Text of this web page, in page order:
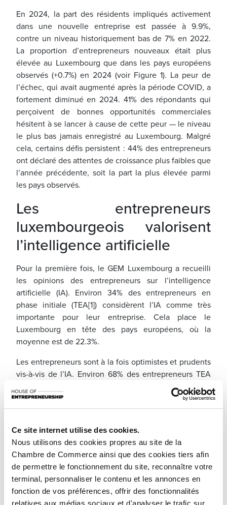
Ce site internet utilise des cookies.
Nous utilisons des cookies propres au site de la
Chambre de Commerce ainsi que des cookies tiers afin
de permettre le fonctionnement du site, reconnaître votre
terminal, personnaliser le contenu et les annonces en
fonction de vos préférences, offrir des fonctionnalités
relatives aux médias sociaux et d'analyser le trafic sur
En 2024, la part des résidents impliqués activement
dans une nouvelle entreprise est passée à 9.9%,
contre un niveau historiquement bas de 7% en 2022.
La proportion d’entrepreneurs nouveaux était plus
élevée au Luxembourg que dans les pays européens
observés (+0.7%) en 2024 (voir Figure 1). La peur de
l’échec, qui avait augmenté après la période COVID, a
fortement diminué en 2024. 41% des répondants qui
perçoivent de bonnes opportunités commerciales
hésitent à se lancer à cause de cette peur — le niveau
le plus bas jamais enregistré au Luxembourg. Malgré
cela, certains défis persistent : 44% des entrepreneurs
ont déclaré des attentes de croissance plus faibles que
l’année précédente, soit la part la plus élevée parmi
les pays observés.
Les entrepreneurs
luxembourgeois valorisent
l’intelligence artificielle
Pour la première fois, le GEM Luxembourg a recueilli
les opinions des entrepreneurs sur l’intelligence
artificielle (IA). Environ 34% des entrepreneurs en
phase initiale (TEA[1]) considèrent l’IA comme très
importante pour leur entreprise. Cela place le
Luxembourg en tête des pays européens, où la
moyenne est de 22.3%.
Les entrepreneurs sont à la fois optimistes et prudents
vis-à-vis de l’IA. Environ 68% des entrepreneurs TEA
au Luxembourg estiment que l’IA améliorera la
productivité et l’efficacité des opérations — le taux le
plus élevé en Europe, bien au-dessus de la moyenne
Cependant, 58 % des entrepreneurs TEA pensent que
l’IA pourrait nuire à leur activité en raison des risques
liés à la sécurité des données et à la vie privée, contre
45% en moyenne en Europe.